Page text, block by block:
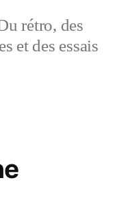
rétro, des
et des essais